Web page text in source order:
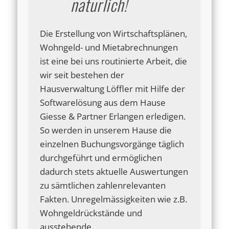
Die Erstellung von Wirtschaftsplänen,
Wohngeld- und Mietabrechnungen
ist eine bei uns routinierte Arbeit, die
wir seit bestehen der
Hausverwaltung Löffler mit Hilfe der
Softwarelösung aus dem Hause
Giesse & Partner Erlangen erledigen.
So werden in unserem Hause die
einzelnen Buchungsvorgänge täglich
durchgeführt und ermöglichen
dadurch stets aktuelle Auswertungen
zu sämtlichen zahlenrelevanten
Fakten. Unregelmässigkeiten wie z.B.
Wohngeldrückstände und
ausstehende